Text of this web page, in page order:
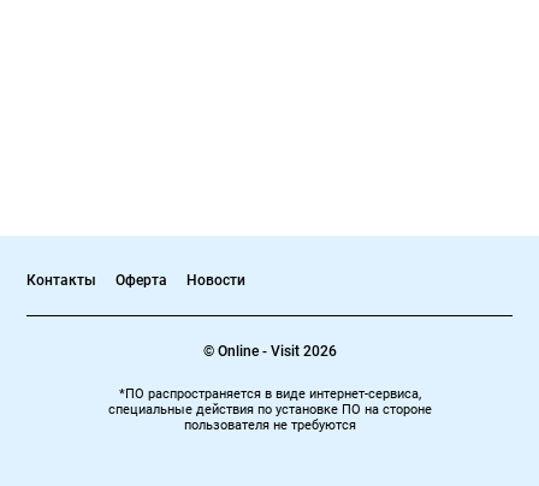
Контакты Оферта Новости
© Online - Visit 2026
*ПО распространяется в виде интернет-сервиса,
специальные действия по установке ПО на стороне
пользователя не требуются